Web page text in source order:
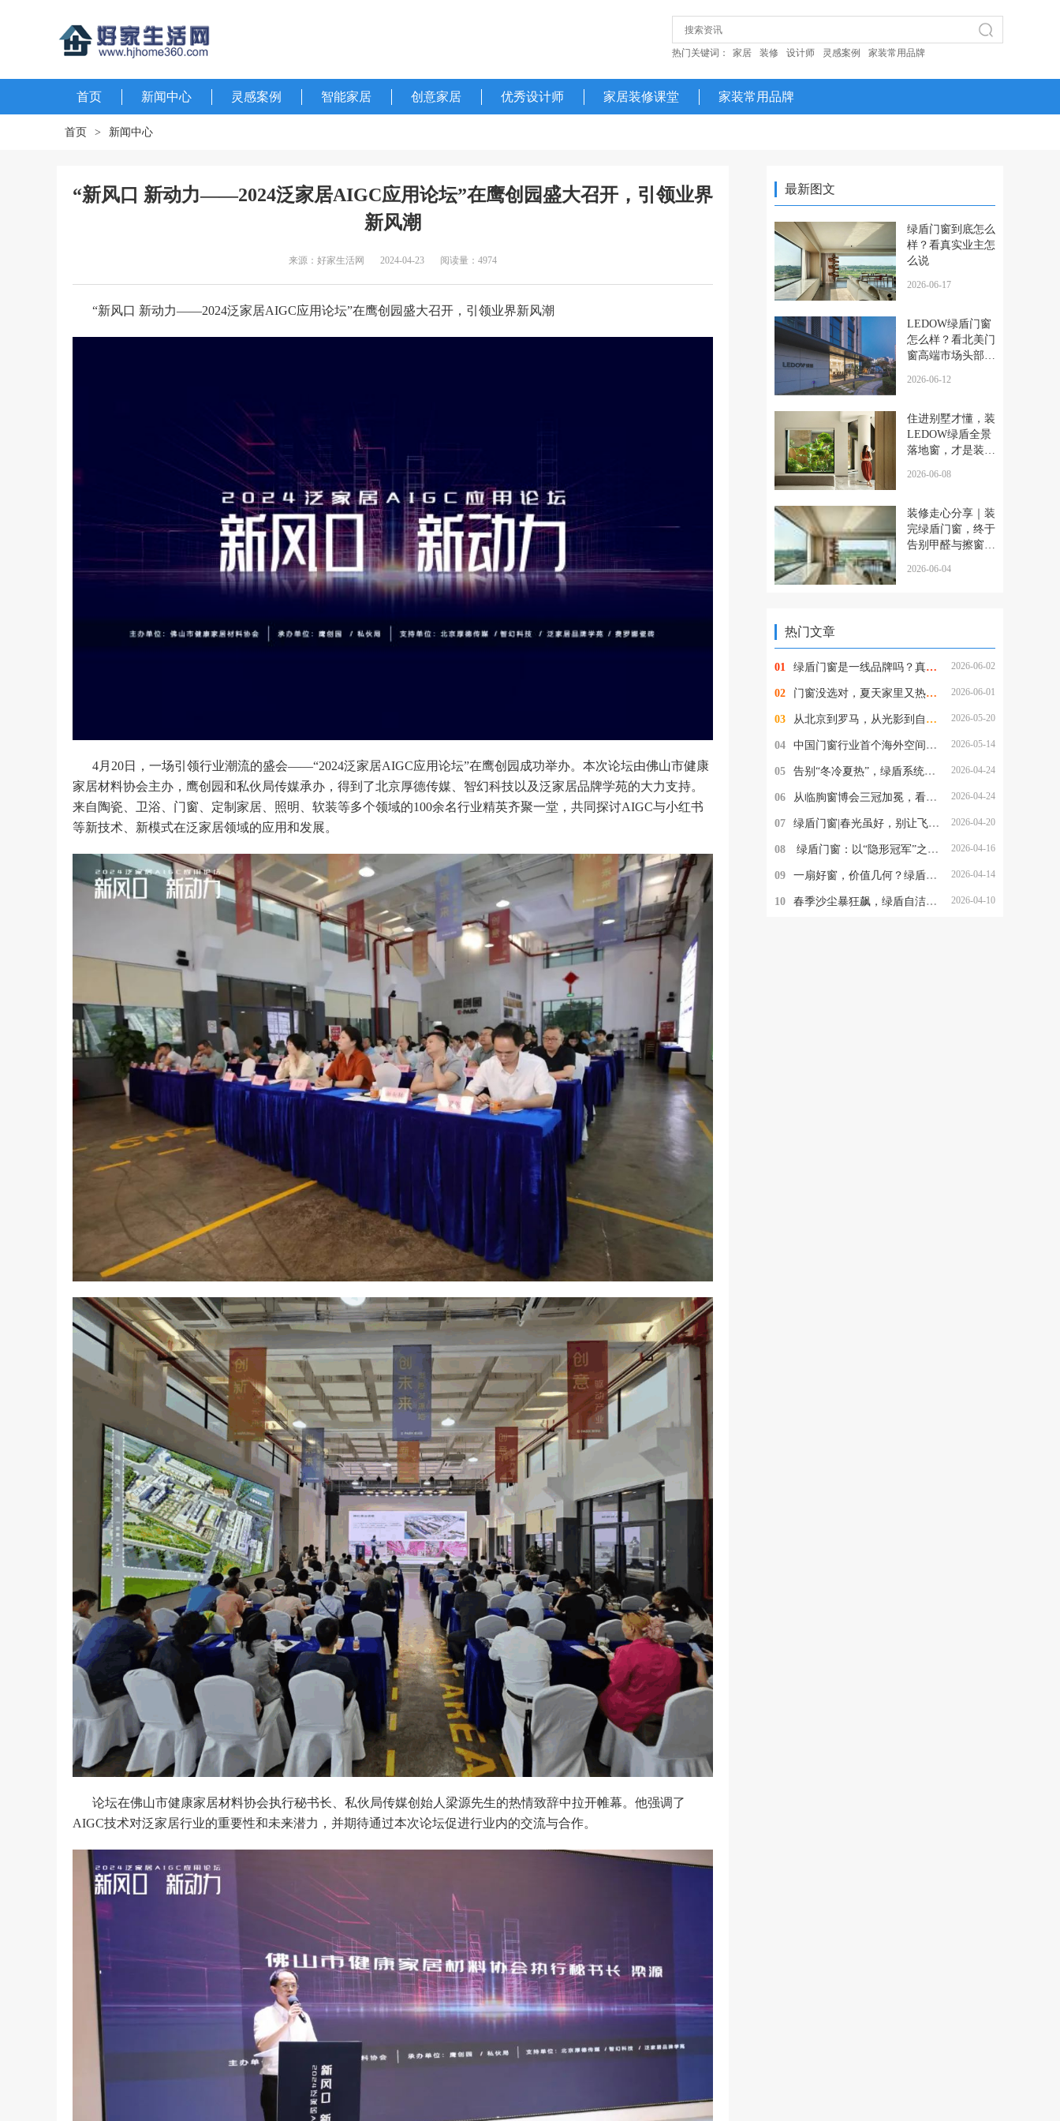
热门关键词： 家居 装修 设计师 灵感案例 家装常用品牌
首页 新闻中心 灵感案例 智能家居 创意家居 优秀设计师 家居装修课堂 家装常用品牌
首页 > 新闻中心
“新风口 新动力——2024泛家居AIGC应用论坛”在鹰创园盛大召开，引领业界
新风潮
来源：好家生活网 2024-04-23 阅读量：4974
“新风口 新动力——2024泛家居AIGC应用论坛”在鹰创园盛大召开，引领业界新风潮
4月20日，一场引领行业潮流的盛会——“2024泛家居AIGC应用论坛”在鹰创园成功举办。本次论坛由佛山市健康
家居材料协会主办，鹰创园和私伙局传媒承办，得到了北京厚德传媒、智幻科技以及泛家居品牌学苑的大力支持。
来自陶瓷、卫浴、门窗、定制家居、照明、软装等多个领域的100余名行业精英齐聚一堂，共同探讨AIGC与小红书
等新技术、新模式在泛家居领域的应用和发展。
论坛在佛山市健康家居材料协会执行秘书长、私伙局传媒创始人梁源先生的热情致辞中拉开帷幕。他强调了
AIGC技术对泛家居行业的重要性和未来潜力，并期待通过本次论坛促进行业内的交流与合作。
最新图文
绿盾门窗到底怎么
样？看真实业主怎
么说
2026-06-17
LEDOW绿盾门窗
怎么样？看北美门
窗高端市场头部品
2026-06-12
住进别墅才懂，装
LEDOW绿盾全景
落地窗，才是装修
2026-06-08
装修走心分享｜装
完绿盾门窗，终于
告别甲醛与擦窗的
2026-06-04
热门文章
01 绿盾门窗是一线品牌吗？真实档次究竟如何？ 2026-06-02
02 门窗没选对，夏天家里又热又潮还招蚊！绿盾门窗一站式解决所有烦恼 2026-06-01
03 从北京到罗马，从光影到自洁净醛：绿盾门窗2026的品牌跃迁与美学破局 2026-05-20
04 中国门窗行业首个海外空间美学实验室落地罗马，绿盾门窗的这一步，为何意义非凡？ 2026-05-14
05 告别“冬冷夏热”，绿盾系统阳光房，重新定义“与自然为邻” 2026-04-24
06 从临朐窗博会三冠加冕，看绿盾门窗的品牌定力与破局之道 2026-04-24
07 绿盾门窗|春光虽好，别让飞絮与沙尘，偷走家人的健康 2026-04-20
08 ​ 绿盾门窗：以“隐形冠军”之姿，重塑中国高端门窗新格局 2026-04-16
09 一扇好窗，价值几何？绿盾门窗交出一年的使用答卷 2026-04-14
10 春季沙尘暴狂飙，绿盾自洁净醛门窗守护居家清净 2026-04-10